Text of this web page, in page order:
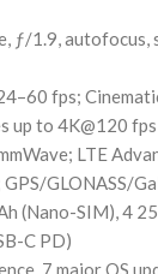
ƒ/1.9,
fps;
up to 4K@120 fps
LTE
GLONASS/
(Nano-SIM), 4
C PD)
7 major OS